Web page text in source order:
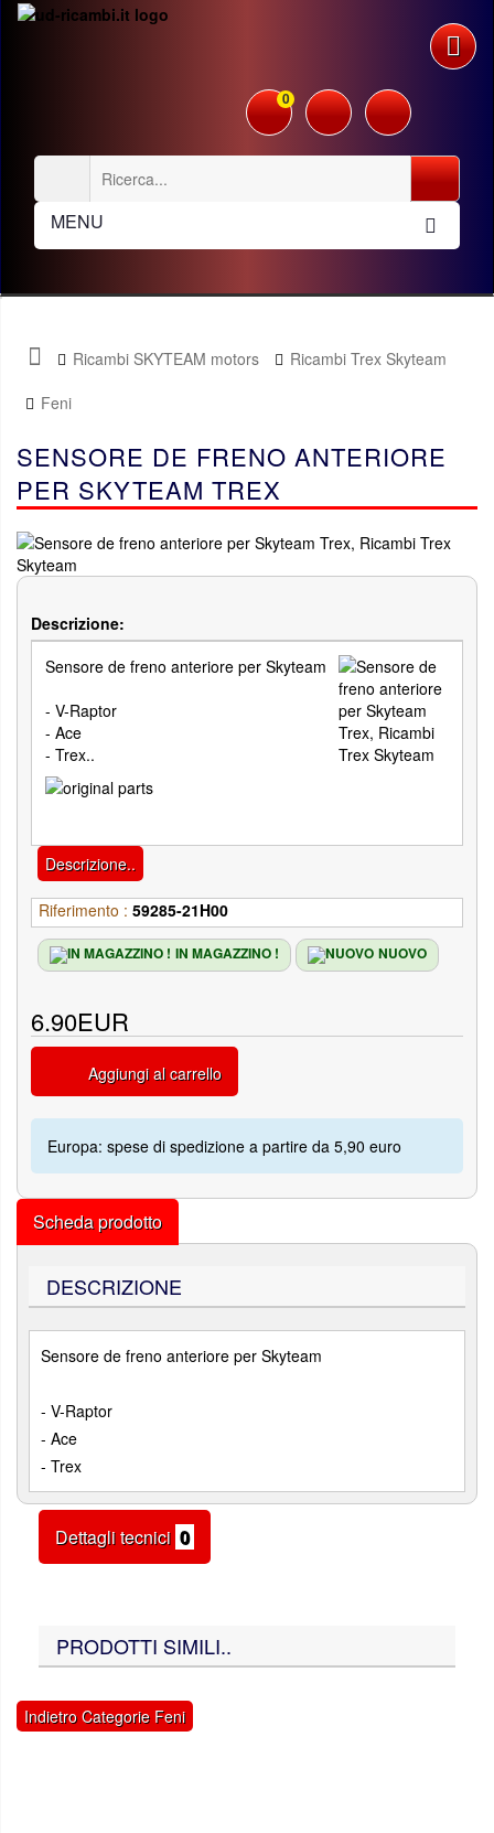
0
MENU
Ricambi SKYTEAM motors
Ricambi Trex Skyteam
Feni
SENSORE DE FRENO ANTERIORE
PER SKYTEAM TREX
Descrizione:
Sensore de freno anteriore per Skyteam
- V-Raptor
- Ace
- Trex..
Descrizione..
Riferimento : 59285-21H00
IN MAGAZZINO ! NUOVO
6.90EUR
Aggiungi al carrello
Europa: spese di spedizione a partire da 5,90 euro
Scheda prodotto
DESCRIZIONE
Sensore de freno anteriore per Skyteam
- V-Raptor
- Ace
- Trex
Dettagli tecnici 0
PRODOTTI SIMILI..
Indietro Categorie Feni